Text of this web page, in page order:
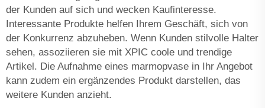
der Kunden auf sich und wecken Kaufinteresse.
Interessante Produkte helfen Ihrem Geschäft, sich von
der Konkurrenz abzuheben. Wenn Kunden stilvolle Halter
sehen, assoziieren sie mit XPIC coole und trendige
Artikel. Die Aufnahme eines marmорvase in Ihr Angebot
kann zudem ein ergänzendes Produkt darstellen, das
weitere Kunden anzieht.